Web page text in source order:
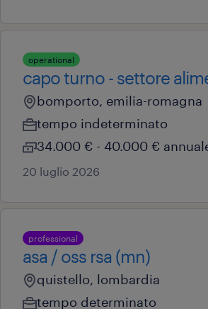
operational
capo turno - settore
bomporto, emilia-romagna
tempo indeterminato
34.000 € - 40.000 €
20 luglio 2026
professional
asa / oss rsa (mn)
quistello, lombardia
tempo determinato